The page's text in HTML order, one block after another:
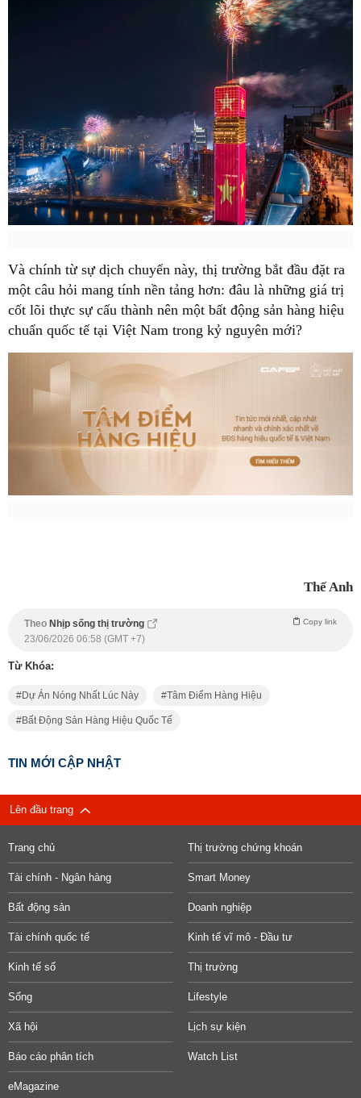
Và chính từ sự dịch chuyển này, thị trường bắt đầu đặt ra
một câu hỏi mang tính nền tảng hơn: đâu là những giá trị
cốt lõi thực sự cấu thành nên một bất động sản hàng hiệu
chuẩn quốc tế tại Việt Nam trong kỷ nguyên mới?
Thế Anh
Theo Nhịp sống thị trường Copy link
23/06/2026 06:58 (GMT +7)
Từ Khóa:
Dự Án Nóng Nhất Lúc Này Tâm Điểm Hàng Hiệu
Bất Động Sản Hàng Hiệu Quốc Tế
TIN MỚI CẬP NHẬT
Lên đầu trang
Trang chủ Thị trường chứng khoán
Tài chính - Ngân hàng Smart Money
Bất động sản Doanh nghiệp
Tài chính quốc tế Kinh tế vĩ mô - Đầu tư
Kinh tế số Thị trường
Sống Lifestyle
Xã hội Lịch sự kiện
Báo cáo phân tích Watch List
eMagazine